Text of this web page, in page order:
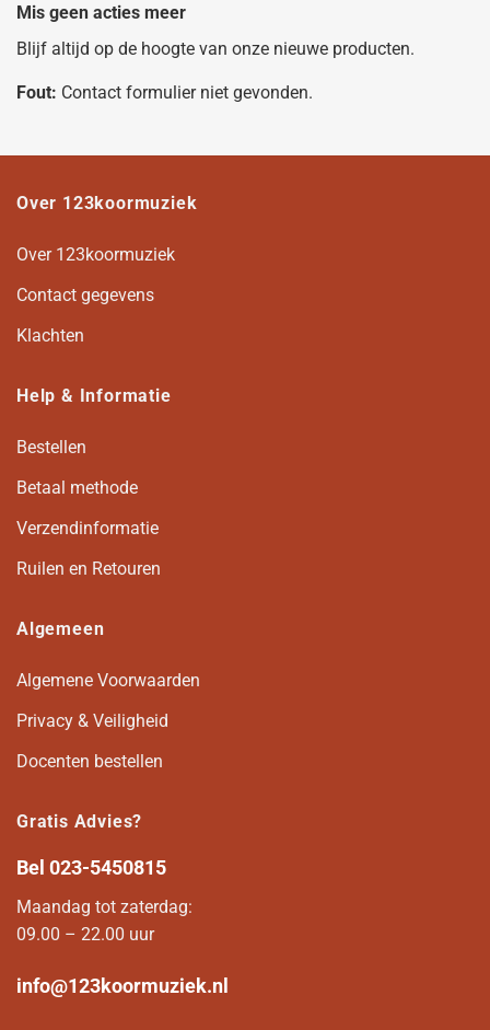
Mis geen acties meer
Blijf altijd op de hoogte van onze nieuwe producten.
Fout: Contact formulier niet gevonden.
Over 123koormuziek
Over 123koormuziek
Contact gegevens
Klachten
Help & Informatie
Bestellen
Betaal methode
Verzendinformatie
Ruilen en Retouren
Algemeen
Algemene Voorwaarden
Privacy & Veiligheid
Docenten bestellen
Gratis Advies?
Bel 023-5450815
Maandag tot zaterdag:
09.00 – 22.00 uur
info@123koormuziek.nl